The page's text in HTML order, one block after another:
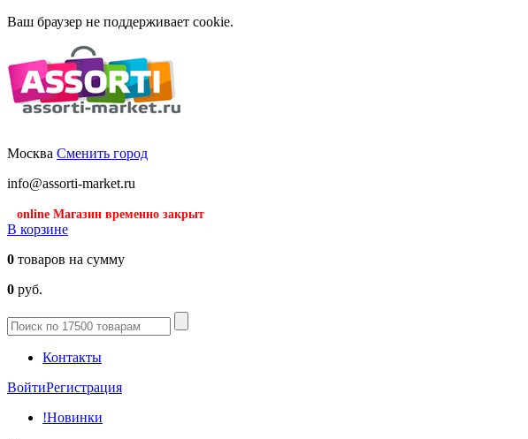
Ваш браузер не поддерживает cookie.
Москва Сменить город
info@assorti-market.ru
online Магазин временно закрыт
В корзине
0 товаров на сумму
0 руб.
Контакты
ВойтиРегистрация
!Новинки